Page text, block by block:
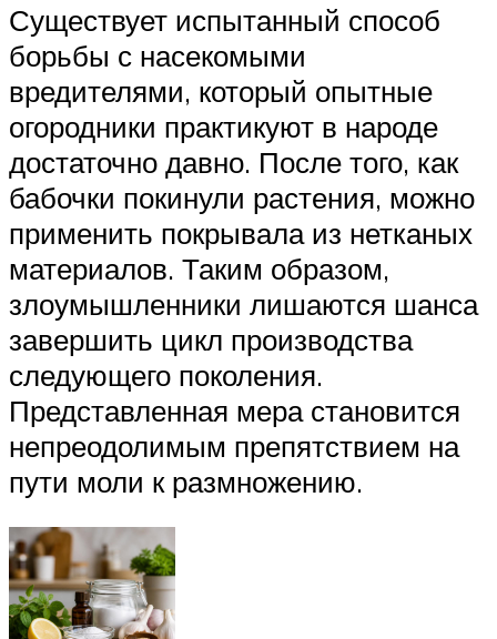
Существует испытанный способ
борьбы с насекомыми
вредителями, который опытные
огородники практикуют в народе
достаточно давно. После того, как
бабочки покинули растения, можно
применить покрывала из нетканых
материалов. Таким образом,
злоумышленники лишаются шанса
завершить цикл производства
следующего поколения.
Представленная мера становится
непреодолимым препятствием на
пути моли к размножению.